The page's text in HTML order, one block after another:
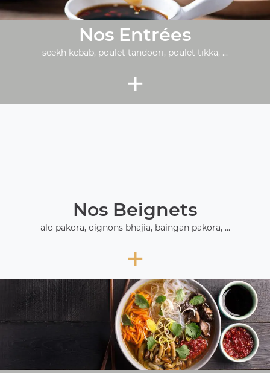
Nos Entrées
seekh kebab, poulet tandoori, poulet tikka, ...
+
Nos Beignets
alo pakora, oignons bhajia, baingan pakora, ...
+